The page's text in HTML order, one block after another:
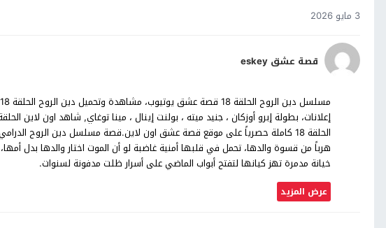
3 مايو 2026
قصة عشق eskey
الحلقة 18 كاملة حصرياً على موقع قصة عشق اون لاين.قصة مسلسل دين الروح
هرباً من قسوة والدها، تحمل في قلبها أمنية غاضبة لو أن الموت اختار والدها بدل
خيانة مدمرة تهز كيانها لتفتح أبواب الماضي على أسرار ظلت مدفونة لسنوات.
عرض المزيد